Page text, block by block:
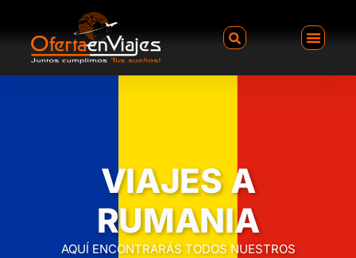
VIAJES A
RUMANIA
AQUÍ ENCONTRARÁS TODOS NUESTROS